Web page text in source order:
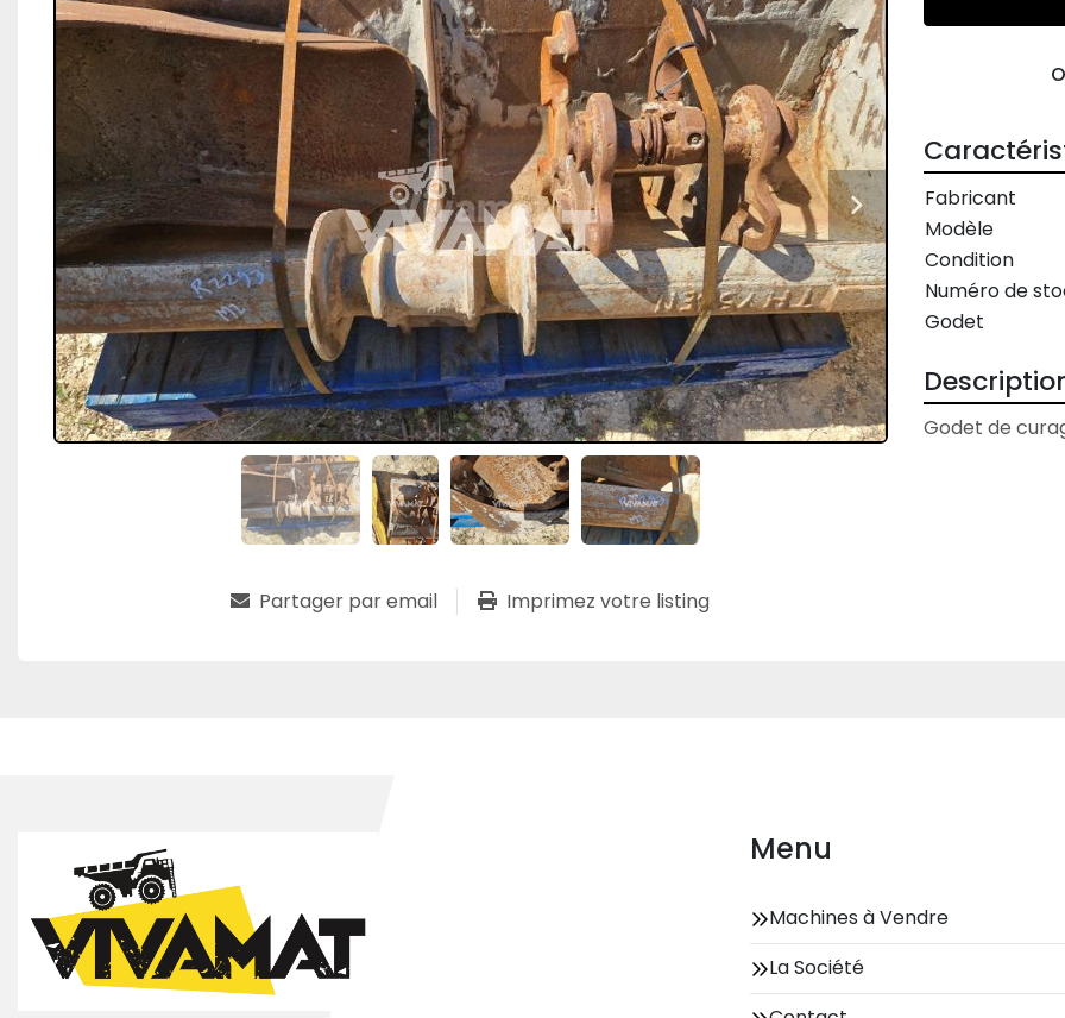
Partager par email Imprimez votre listing
Fabricant
Modèle
Condition
Numéro de
Godet
Godet de
Menu
Machines à Vendre
La Société